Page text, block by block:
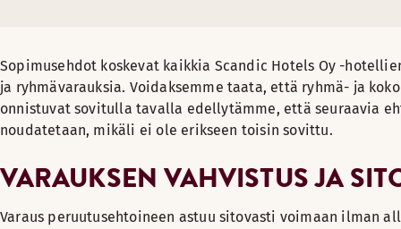
Sopimusehdot koskevat kaikkia Scandic Hotels Oy -
ja ryhmävarauksia. Voidaksemme taata, että ryhmä- ja
onnistuvat sovitulla tavalla edellytämme, että seuraavia
noudatetaan, mikäli ei ole erikseen toisin sovittu.
VARAUKSEN VAHVISTUS JA
Varaus peruutusehtoineen astuu sitovasti voimaan ilman